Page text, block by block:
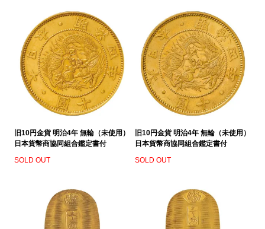
旧10円金貨 明治4年 無輪（未使用）
日本貨幣商協同組合鑑定書付
SOLD OUT
旧10円金貨 明治4年 無輪（未使用）
日本貨幣商協同組合鑑定書付
SOLD OUT